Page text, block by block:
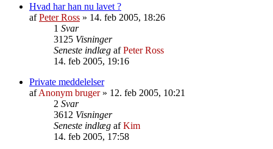
Hvad har han nu lavet ?
afPeter Ross » 14. feb 2005, 18:26
1 Svar
3125 Visninger
Seneste indlæg afPeter Ross
14. feb 2005, 19:16
Private meddelelser
afAnonym bruger» 12. feb 2005, 10:21
2 Svar
3612 Visninger
Seneste indlæg afKim
14. feb 2005, 17:58